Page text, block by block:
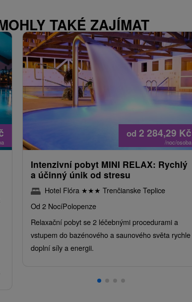
TAKÉ ZAJÍMAT
od 2 284,29 Kč
/noc/osoba
Intenzivní pobyt MINI RELAX: Rychlý
a účinný únik od stresu
Hotel Flóra ★★★ Trenčianske Teplice
Od 2 NocíPolopenze
Relaxační pobyt se 2 léčebnými procedurami a
vstupem do bazénového a saunového světa rychle
doplní síly a energii.